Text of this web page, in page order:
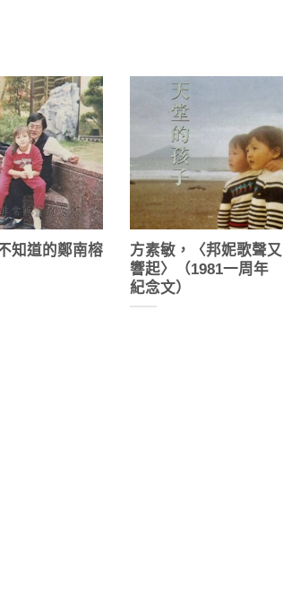
知道的鄭南榕
方素敏，〈邦妮歌聲又
響起〉（1981一周年
紀念文）